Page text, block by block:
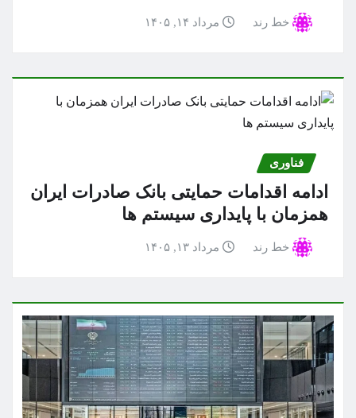
خط رند مرداد ۱۴, ۱۴۰۵
فناوری
ادامه اقدامات حمایتی بانک صادرات ایران
همزمان با پایداری سیستم ها
خط رند مرداد ۱۳, ۱۴۰۵